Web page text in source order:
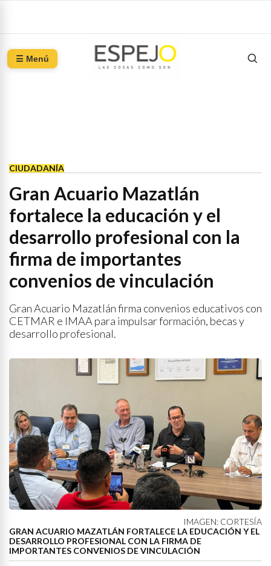
☰ Menú
CIUDADANÍA
Gran Acuario Mazatlán
fortalece la educación y el
desarrollo profesional con la
firma de importantes
convenios de vinculación
Gran Acuario Mazatlán firma convenios educativos con
CETMAR e IMAA para impulsar formación, becas y
desarrollo profesional.
IMAGEN: CORTESÍA
GRAN ACUARIO MAZATLÁN FORTALECE LA EDUCACIÓN Y EL
DESARROLLO PROFESIONAL CON LA FIRMA DE
IMPORTANTES CONVENIOS DE VINCULACIÓN